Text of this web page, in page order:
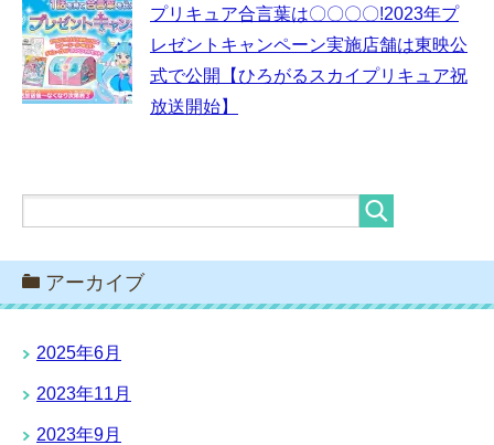
プリキュア合言葉は〇〇〇〇!2023年プ
レゼントキャンペーン実施店舗は東映公
式で公開【ひろがるスカイプリキュア祝
放送開始】
アーカイブ
2025年6月
2023年11月
2023年9月